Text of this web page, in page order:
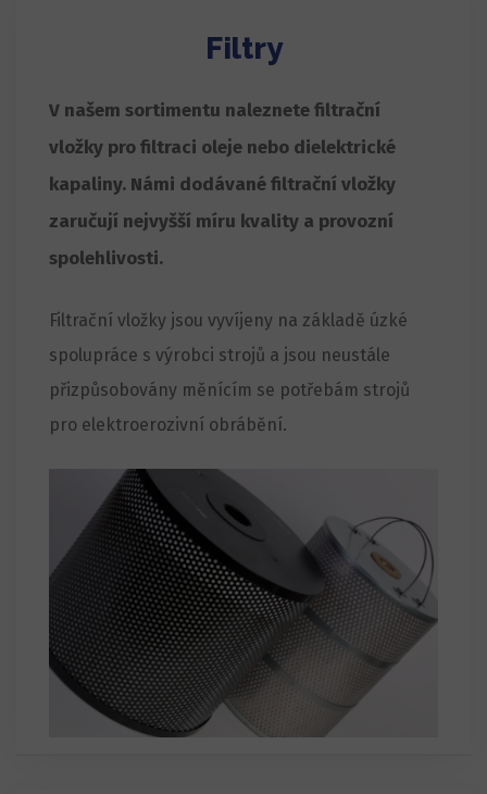
Filtry
V našem sortimentu naleznete filtrační
vložky pro filtraci oleje nebo dielektrické
kapaliny. Námi dodávané filtrační vložky
zaručují nejvyšší míru kvality a provozní
spolehlivosti.
Filtrační vložky jsou vyvíjeny na základě úzké
spolupráce s výrobci strojů a jsou neustále
přizpůsobovány měnícím se potřebám strojů
pro elektroerozivní obrábění.